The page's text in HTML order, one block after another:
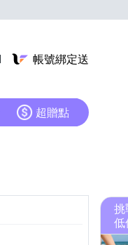
帳號綁定送
超贈點
挑
低